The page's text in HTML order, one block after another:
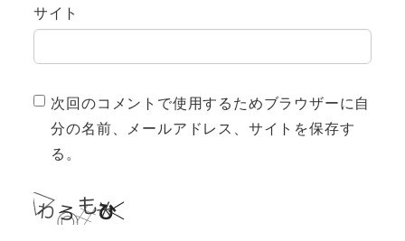
サイト
次回のコメントで使用するためブラウザーに自
分の名前、メールアドレス、サイトを保存す
る。